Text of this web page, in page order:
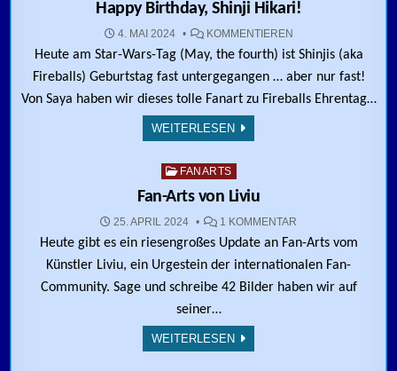
Happy Birthday, Shinji Hikari!
4. MAI 2024 KOMMENTIERENZU HAPPY
Heute am Star-Wars-Tag (May, the fourth) ist Shinjis (aka
Fireballs) Geburtstag fast untergegangen … aber nur fast!
Von Saya haben wir dieses tolle Fanart zu Fireballs Ehrentag…
WEITERLESEN
Posted in
FANARTS
Fan-Arts von Liviu
25. APRIL 2024 1 KOMMENTAR
Heute gibt es ein riesengroßes Update an Fan-Arts vom
Künstler Liviu, ein Urgestein der internationalen Fan-
Community. Sage und schreibe 42 Bilder haben wir auf
seiner…
WEITERLESEN